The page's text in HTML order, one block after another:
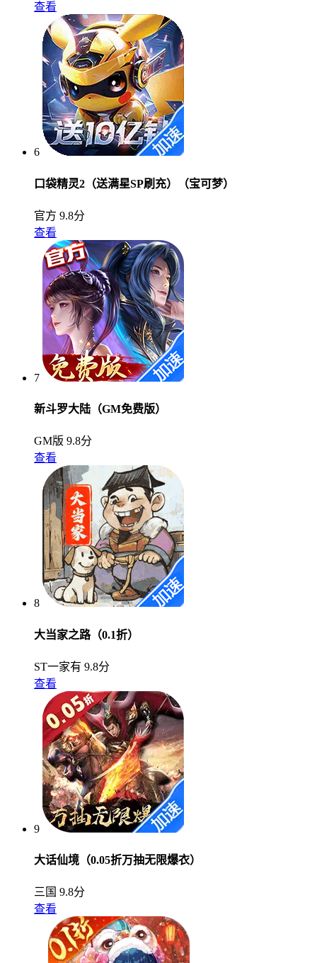
查看
6
口袋精灵2（送满星SP刷充）（宝可梦）
官方 9.8分
查看
7
新斗罗大陆（GM免费版）
GM版 9.8分
查看
8
大当家之路（0.1折）
ST一家有 9.8分
查看
9
大话仙境（0.05折万抽无限爆衣）
三国 9.8分
查看